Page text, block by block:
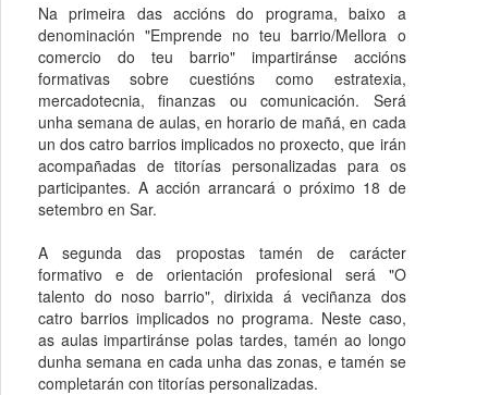
Na primeira das accións do programa, baixo a
denominación "Emprende no teu barrio/Mellora o
comercio do teu barrio" impartiránse accións
formativas sobre cuestións como estratexia,
mercadotecnia, finanzas ou comunicación. Será
unha semana de aulas, en horario de mañá, en cada
un dos catro barrios implicados no proxecto, que irán
acompañadas de titorías personalizadas para os
participantes. A acción arrancará o próximo 18 de
setembro en Sar.
A segunda das propostas tamén de carácter
formativo e de orientación profesional será "O
talento do noso barrio", dirixida á veciñanza dos
catro barrios implicados no programa. Neste caso,
as aulas impartiránse polas tardes, tamén ao longo
dunha semana en cada unha das zonas, e tamén se
completarán con titorías personalizadas.